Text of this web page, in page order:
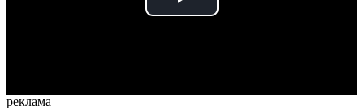
Play
реклама